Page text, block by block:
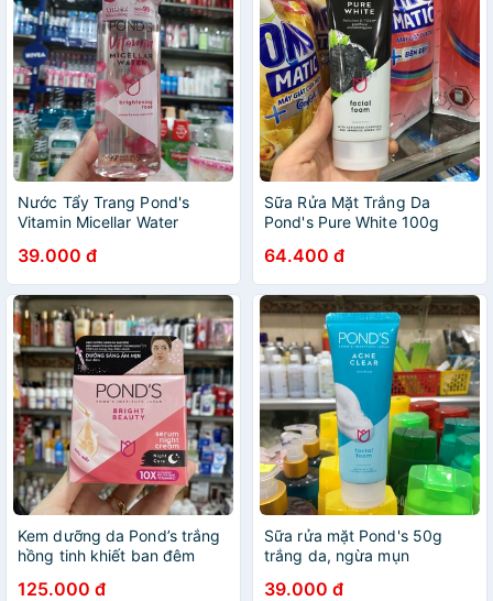
Nước Tẩy Trang Pond's
Vitamin Micellar Water
235ml
39.000 đ
Sữa Rửa Mặt Trắng Da
Pond's Pure White 100g
64.400 đ
Kem dưỡng da Pond’s trắng
hồng tinh khiết ban đêm
125.000 đ
Sữa rửa mặt Pond's 50g
trắng da, ngừa mụn
39.000 đ